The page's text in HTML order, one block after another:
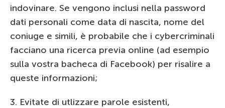
indovinare. Se vengono inclusi nella password
dati personali come data di nascita, nome del
coniuge e simili, è probabile che i cybercriminali
facciano una ricerca previa online (ad esempio
sulla vostra bacheca di Facebook) per risalire a
queste informazioni;
3. Evitate di utlizzare parole esistenti,